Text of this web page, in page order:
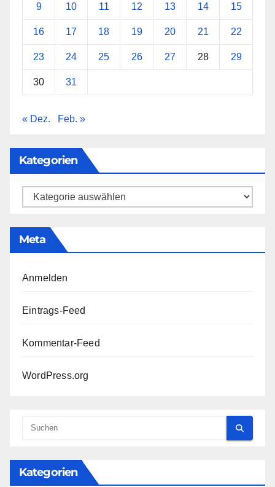
9 10 11 12 13 14 15
16 17 18 19 20 21 22
23 24 25 26 27 28 29
30 31
« Dez. Feb. »
Kategorien
Kategorien
Meta
Anmelden
Eintrags-Feed
Kommentar-Feed
WordPress.org
Kategorien